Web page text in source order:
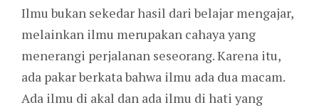
Ilmu bukan sekedar hasil dari belajar mengajar,
melainkan ilmu merupakan cahaya yang
menerangi perjalanan seseorang. Karena itu,
ada pakar berkata bahwa ilmu ada dua macam.
Ada ilmu di akal dan ada ilmu di hati yang